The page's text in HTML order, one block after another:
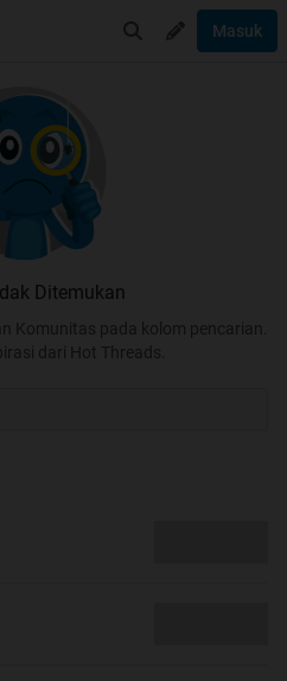
Masuk
Ditemukan
Komunitas pada kolom pencarian.
dari Hot Threads.